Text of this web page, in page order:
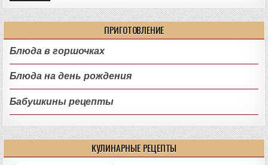
ПРИГОТОВЛЕНИЕ
Блюда в горшочках
Блюда на день рождения
Бабушкины рецепты
КУЛИНАРНЫЕ РЕЦЕПТЫ